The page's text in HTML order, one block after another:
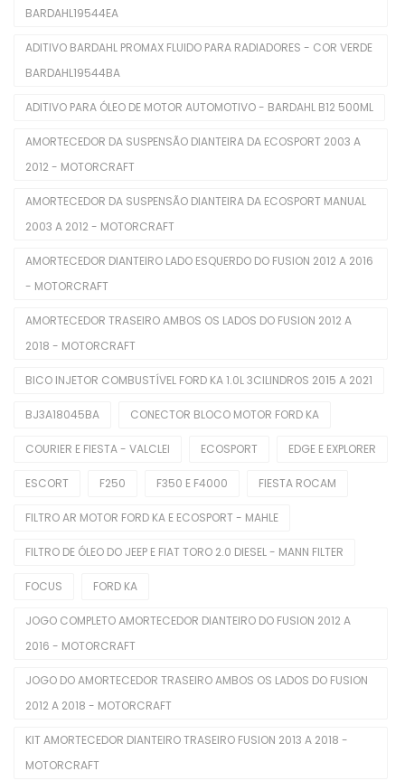
Freio
Cabo Do Freio De Mão
Pastilhas De Freios
Servo Freio
Comutadores De Ignição
Difusores De Ar
Interruptores De Direção
Manopla De Câmbio
Pedais Do Freio
Limpeza Automotiva
Bombas De Combustível
Bombas De Óleo
BARDAHL19544EA
ADITIVO BARDAHL PROMAX FLUIDO PARA RADIADORES - COR VERDE
BARDAHL19544BA
ADITIVO PARA ÓLEO DE MOTOR AUTOMOTIVO - BARDAHL B12 500ML
AMORTECEDOR DA SUSPENSÃO DIANTEIRA DA ECOSPORT 2003 A
2012 - MOTORCRAFT
AMORTECEDOR DA SUSPENSÃO DIANTEIRA DA ECOSPORT MANUAL
2003 A 2012 - MOTORCRAFT
AMORTECEDOR DIANTEIRO LADO ESQUERDO DO FUSION 2012 A 2016
- MOTORCRAFT
AMORTECEDOR TRASEIRO AMBOS OS LADOS DO FUSION 2012 A
2018 - MOTORCRAFT
BICO INJETOR COMBUSTÍVEL FORD KA 1.0L 3CILINDROS 2015 A 2021
BJ3A18045BA CONECTOR BLOCO MOTOR FORD KA
COURIER E FIESTA - VALCLEI ECOSPORT EDGE E EXPLORER
ESCORT F250 F350 E F4000 FIESTA ROCAM
FILTRO AR MOTOR FORD KA E ECOSPORT - MAHLE
FILTRO DE ÓLEO DO JEEP E FIAT TORO 2.0 DIESEL - MANN FILTER
FOCUS FORD KA
JOGO COMPLETO AMORTECEDOR DIANTEIRO DO FUSION 2012 A
2016 - MOTORCRAFT
JOGO DO AMORTECEDOR TRASEIRO AMBOS OS LADOS DO FUSION
2012 A 2018 - MOTORCRAFT
KIT AMORTECEDOR DIANTEIRO TRASEIRO FUSION 2013 A 2018 -
MOTORCRAFT